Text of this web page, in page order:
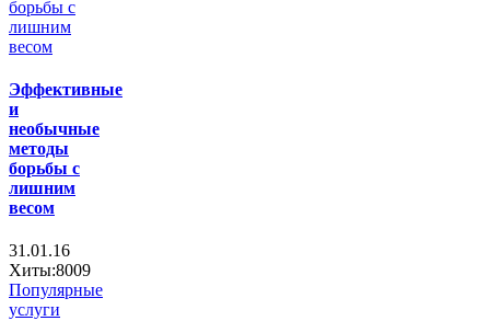
Эффективные
и
необычные
методы
борьбы с
лишним
весом
31.01.16
Хиты:8009
Популярные
услуги